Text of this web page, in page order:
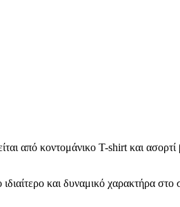
από κοντομάνικο T-shirt και
και δυναμικό χαρακτήρα